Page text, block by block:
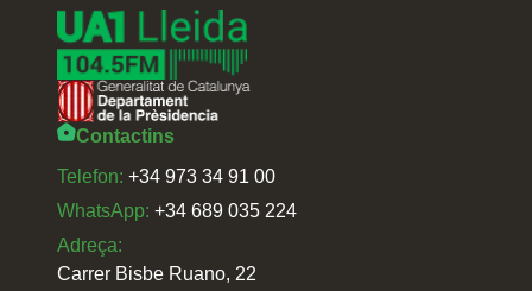
Contactins
Telefon: +34 973 34 91 00
WhatsApp: +34 689 035 224
Adreça:
Carrer Bisbe Ruano, 22